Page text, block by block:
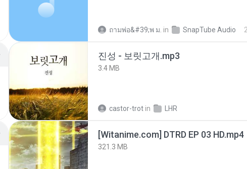
ถามพ่อ&#39;พ ม. in SnapTube Audio
진성 - 보릿고개.mp3
3.4 MB
castor-trot in LHR
[Witanime.com] DTRD EP 03 HD.mp4
321.3 MB